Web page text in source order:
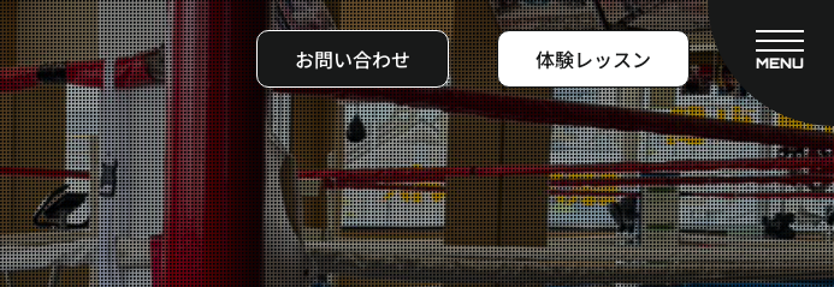
お問い合わせ 体験レッスン
MENU
フィットネスコース